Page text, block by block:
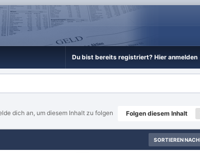
Du bist bereits registriert? Hier anmelden
dich an, um diesem Inhalt zu folgen Folgen diesem Inhalt
SORTIEREN NACH